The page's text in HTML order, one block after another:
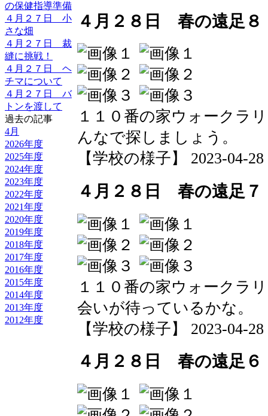
の保健指導準備
４月２７日 小
さな畑
４月２７日 裁
縫に挑戦！
４月２７日 ヘ
チマについて
４月２７日 バ
トンを渡して
過去の記事
4月
2026年度
2025年度
2024年度
2023年度
2022年度
2021年度
2020年度
2019年度
2018年度
2017年度
2016年度
2015年度
2014年度
2013年度
2012年度
４月２８日 春の遠足８
１１０番の家ウォークラ
んなで探しましょう。
【学校の様子】 2023-04-
４月２８日 春の遠足７
１１０番の家ウォークラ
会いが待っているかな。
【学校の様子】 2023-04-
４月２８日 春の遠足６